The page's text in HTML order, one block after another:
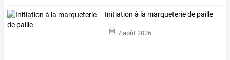
Initiation à la marqueterie de paille
7 août 2026